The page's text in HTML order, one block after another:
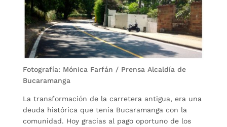
Fotografía: Mónica Farfán / Prensa Alcaldía de
Bucaramanga
La transformación de la carretera antigua, era una
deuda histórica que tenía Bucaramanga con la
comunidad. Hoy gracias al pago oportuno de los